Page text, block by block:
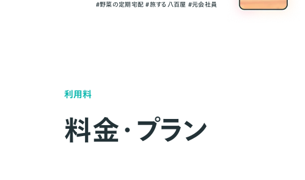
＃野菜の定期宅配 ＃旅する八百屋 ＃元会社員
利用料
料金・プラン